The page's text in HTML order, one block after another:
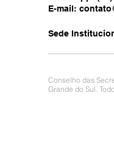
E-mail:
Sede
Conselho das
Grande do Sul.